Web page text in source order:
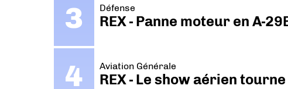
Défense
REX - Panne moteur en A-
Aviation Générale
REX - Le show aérien